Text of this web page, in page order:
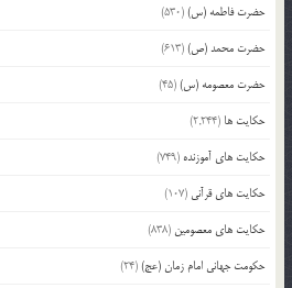
حضرت فاطمه (س)(530)
حضرت محمد (ص)(613)
حضرت معصومه (س)(45)
حکایت ها (2,244)
حکایت های آموزنده (749)
حکایت های قرآنی (107)
حکایت های معصومین (838)
حکومت جهانی امام زمان (عج)(24)